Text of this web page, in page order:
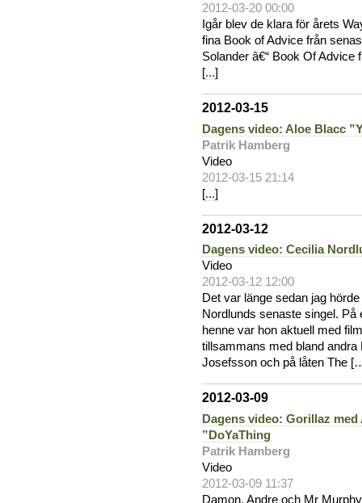
2012-03-20 00:00
Igår blev de klara för årets
fina Book of Advice från
Solander â€“ Book Of Advice
[...]
2012-03-15
Dagens video: Aloe Blacc
Patrik Hamberg
Video
2012-03-15 21:14
[...]
2012-03-12
Dagens video: Cecilia
Video
2012-03-12 12:00
Det var länge sedan jag
Nordlunds senaste singel.
henne var hon aktuell med
tillsammans med bland
Josefsson och på låten The
2012-03-09
Dagens video: Gorillaz
”DoYaThing
Patrik Hamberg
Video
2012-03-09 11:37
Damon, Andre och Mr